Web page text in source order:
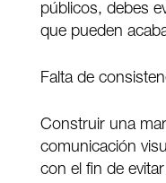
públicos, debes
que pueden
Falta de
Construir una
comunicación
con el fin de